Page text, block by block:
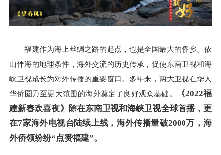
福建作为海上丝绸之路的起点，也是全国最大的侨乡。依
山伴海的地理条件，海外交流的历史传承，促使东南卫视和海
峡卫视成长为对外传播的重要窗口。多年来，两大卫视在华人
华侨圈乃至更大范围的海外奠定了良好观众基础。
《2022福
建新春欢喜夜》 除在东南卫视和海峡卫视全球首播，更
在7家海外电视台陆续上线，海外传播量破2000万，海
外侨领纷纷“点赞福建”。